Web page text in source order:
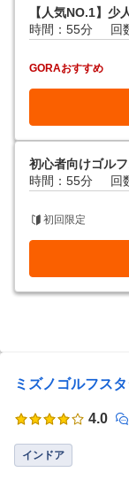
【人気NO.1】少
時間：55分
回
GORAおすすめ
初心者向けゴルフ
時間：55分
回
初回限定
ミズノゴルフス
4.0
インドア